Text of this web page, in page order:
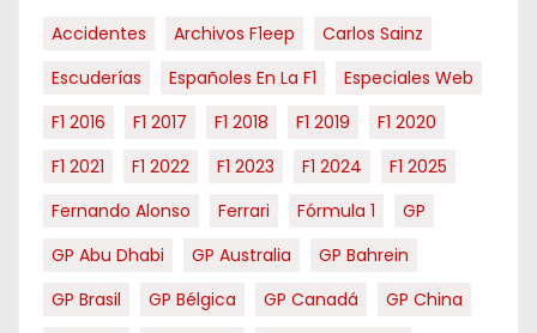
Accidentes Archivos F1eep
Carlos Sainz
Escuderías
Españoles En La F1
Especiales Web
F1 2016
F1 2017 F1 2018 F1 2019
F1 2020
F1 2021
F1 2022 F1 2023 F1 2024
F1 2025
Fernando Alonso
Ferrari Fórmula 1
GP
GP Abu Dhabi
GP Australia
GP Bahrein
GP Brasil
GP Bélgica GP Canadá
GP China